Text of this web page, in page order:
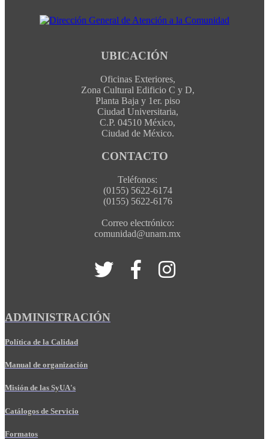
UBICACIÓN
Oficinas Exteriores,
Zona Cultural Edificio C y D,
Planta Baja y 1er. piso
Ciudad Universitaria,
C.P. 04510 México,
Ciudad de México.
CONTACTO
Teléfonos:
(0155) 5622-6174
(0155) 5622-6176
Correo electrónico:
comunidad@unam.mx
ADMINISTRACIÓN
Política de la Calidad
Manual de organización
Misión de las SyUA's
Catálogos de Servicio
Formatos